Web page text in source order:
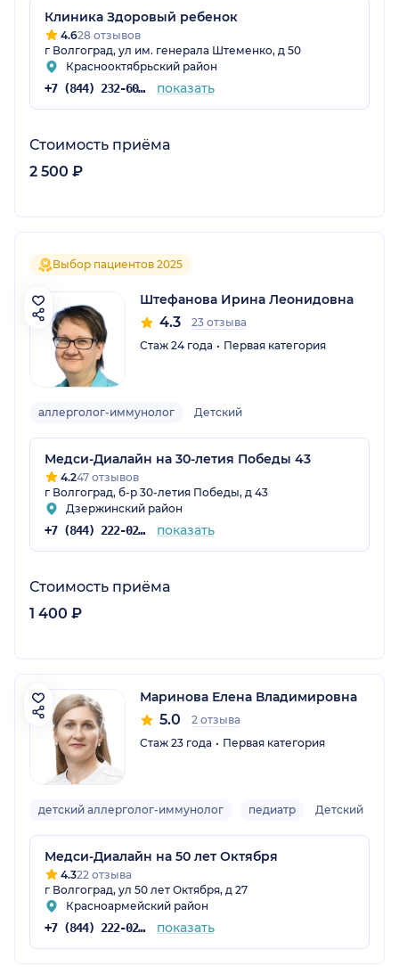
Клиника Здоровый ребенок
4.628 отзывов
г Волгоград, ул им. генерала Штеменко, д 50
Краснооктябрьский район
+7 (844) 232-60-56 показать
Стоимость приёма
2 500 ₽
Выбор пациентов 2025
Штефанова Ирина Леонидовна
4.3
23 отзыва
Стаж 24 года
Первая категория
аллерголог-иммунолог Детский
Медси-Диалайн на 30-летия Победы 43
4.247 отзывов
г Волгоград, б-р 30-летия Победы, д 43
Дзержинский район
+7 (844) 222-02-20 показать
Стоимость приёма
1 400 ₽
Маринова Елена Владимировна
5.0
2 отзыва
Стаж 23 года
Первая категория
детский аллерголог-иммунолог педиатр Детский
Медси-Диалайн на 50 лет Октября
4.322 отзыва
г Волгоград, ул 50 лет Октября, д 27
Красноармейский район
+7 (844) 222-02-20 показать